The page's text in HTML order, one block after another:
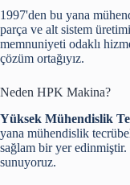
1997'den bu yana
parça ve alt sistem
memnuniyeti odaklı
çözüm ortağıyız.
Neden HPK Makina?
Yüksek Mühendislik
yana mühendislik
sağlam bir yer
sunuyoruz.